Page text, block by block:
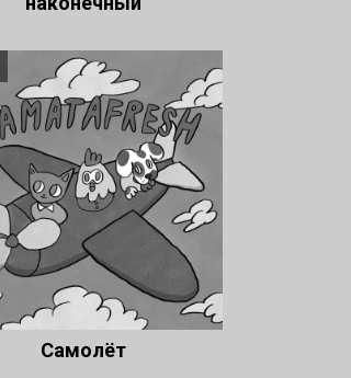
Самолёт